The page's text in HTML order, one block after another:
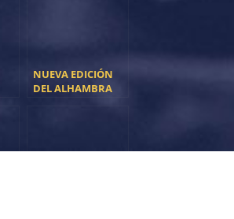
NUEVA EDICIÓN
DEL ALHAMBRA